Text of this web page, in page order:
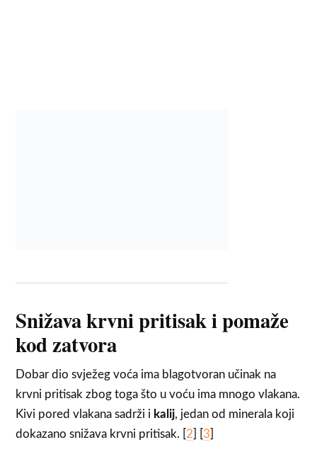
Snižava krvni pritisak i pomaže
kod zatvora
Dobar dio svježeg voća ima blagotvoran učinak na
krvni pritisak zbog toga što u voću ima mnogo vlakana.
Kivi pored vlakana sadrži i kalij, jedan od minerala koji
dokazano snižava krvni pritisak. [ 2 3